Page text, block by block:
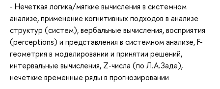
- Нечеткая логика/мягкие вычисления в системном
анализе, применение когнитивных подходов в анализе
структур (систем), вербальные вычисления, восприятия
(perceptions) и представления в системном анализе, F-
геометрия в моделировании и принятии решений,
интервальные вычисления, Z-числа (по Л.А.Заде),
нечеткие временные ряды в прогнозировании